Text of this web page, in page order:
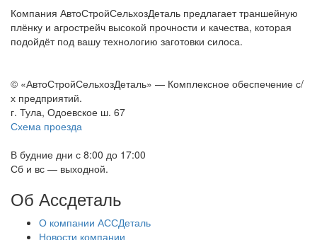
Компания АвтоСтройСельхозДеталь предлагает траншейную
плёнку и агрострейч высокой прочности и качества, которая
подойдёт под вашу технологию заготовки силоса.
© «АвтоСтройСельхозДеталь» — Комплексное обеспечение с/
х предприятий.
г. Тула, Одоевское ш. 67
Схема проезда
В будние дни с 8:00 до 17:00
Сб и вс — выходной.
Об Ассдеталь
О компании АССДеталь
Новости компании